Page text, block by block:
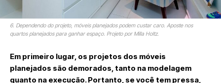
6. Dependendo do projeto, móveis planejados podem custar caro. Aposte nos
quartos planejados para ganhar espaço. Projeto por Milla Holtz.
Em primeiro lugar, os projetos dos móveis
planejados são demorados, tanto na modelagem
quanto na execução. Portanto, se você tem pressa,